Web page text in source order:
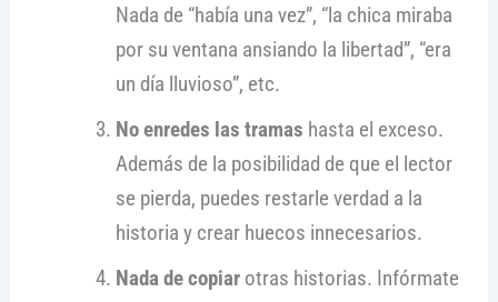
Nada de “había una vez”, “la chica miraba
por su ventana ansiando la libertad”, “era
un día lluvioso”, etc.
No enredes las tramas hasta el exceso.
Además de la posibilidad de que el lector
se pierda, puedes restarle verdad a la
historia y crear huecos innecesarios.
Nada de copiarotras historias. Infórmate